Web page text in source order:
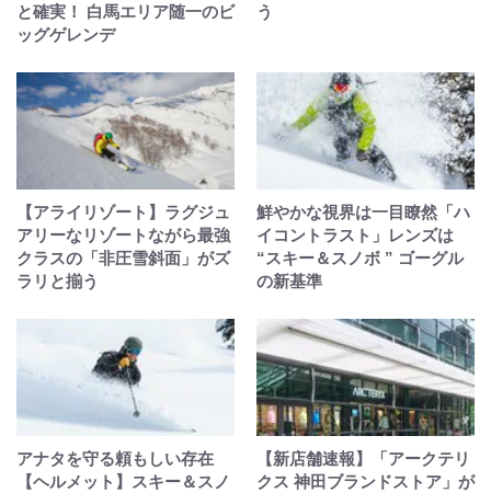
と確実！ 白馬エリア随一のビ
ッグゲレンデ
う
【アライリゾート】ラグジュ
アリーなリゾートながら最強
クラスの「非圧雪斜面」がズ
ラリと揃う
鮮やかな視界は一目瞭然「ハ
イコントラスト」レンズは
“スキー＆スノボ ” ゴーグル
の新基準
アナタを守る頼もしい存在
【ヘルメット】スキー＆スノ
【新店舗速報】「アークテリ
クス 神田ブランドストア」が